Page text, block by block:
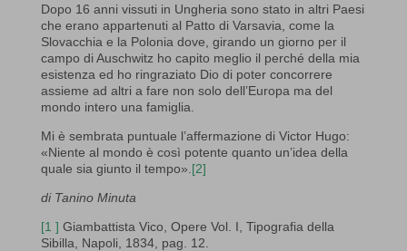
Dopo 16 anni vissuti in Ungheria sono stato in altri Paesi
che erano appartenuti al Patto di Varsavia, come la
Slovacchia e la Polonia dove, girando un giorno per il
campo di Auschwitz ho capito meglio il perché della mia
esistenza ed ho ringraziato Dio di poter concorrere
assieme ad altri a fare non solo dell’Europa ma del
mondo intero una famiglia.
Mi è sembrata puntuale l’affermazione di Victor Hugo:
«Niente al mondo è così potente quanto un’idea della
quale sia giunto il tempo». [2]
di Tanino Minuta
[1 ] Giambattista Vico, Opere Vol. I, Tipografia della
Sibilla, Napoli, 1834, pag. 12.